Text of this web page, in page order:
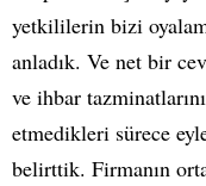
yetkililerin bizi
anladık. Ve net bir
ve ihbar
etmedikleri sürece
belirttik. Firmanın